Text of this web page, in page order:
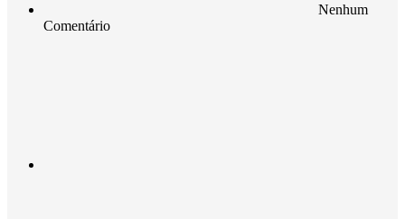
Nenhum
Comentário